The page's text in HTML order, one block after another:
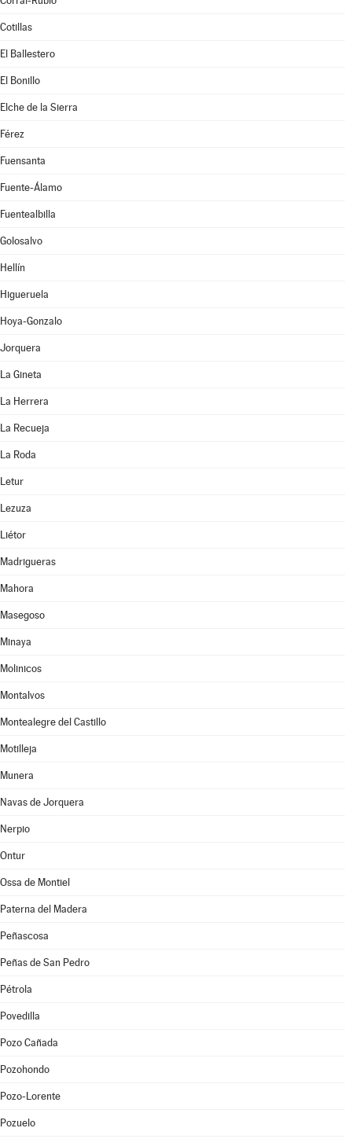
Cotillas
El Ballestero
El Bonillo
Elche de la Sierra
Férez
Fuensanta
Fuente-Álamo
Fuentealbilla
Golosalvo
Hellín
Higueruela
Hoya-Gonzalo
Jorquera
La Gineta
La Herrera
La Recueja
La Roda
Letur
Lezuza
Liétor
Madrigueras
Mahora
Masegoso
Minaya
Molinicos
Montalvos
Montealegre del Castillo
Motilleja
Munera
Navas de Jorquera
Nerpio
Ontur
Ossa de Montiel
Paterna del Madera
Peñascosa
Peñas de San Pedro
Pétrola
Povedilla
Pozo Cañada
Pozohondo
Pozo-Lorente
Pozuelo